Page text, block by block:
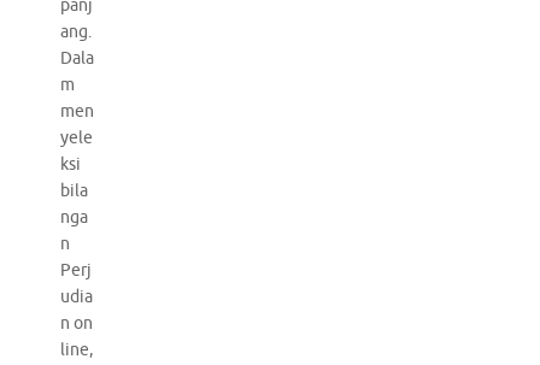
panj
ang.
Dala
m
men
yele
ksi
bila
nga
n
Perj
udia
n on
line,